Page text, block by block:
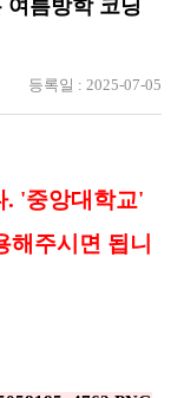
여름방학 코딩
등록일 : 2025-07-05
. '중앙대학교'
해주시면 됩니